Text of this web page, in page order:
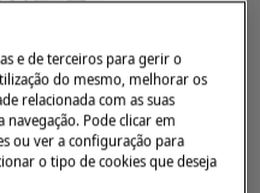
e de terceiros para gerir o
do mesmo, melhorar os
relacionada com as suas
navegação. Pode clicar em
ou ver a configuração para
o tipo de cookies que deseja